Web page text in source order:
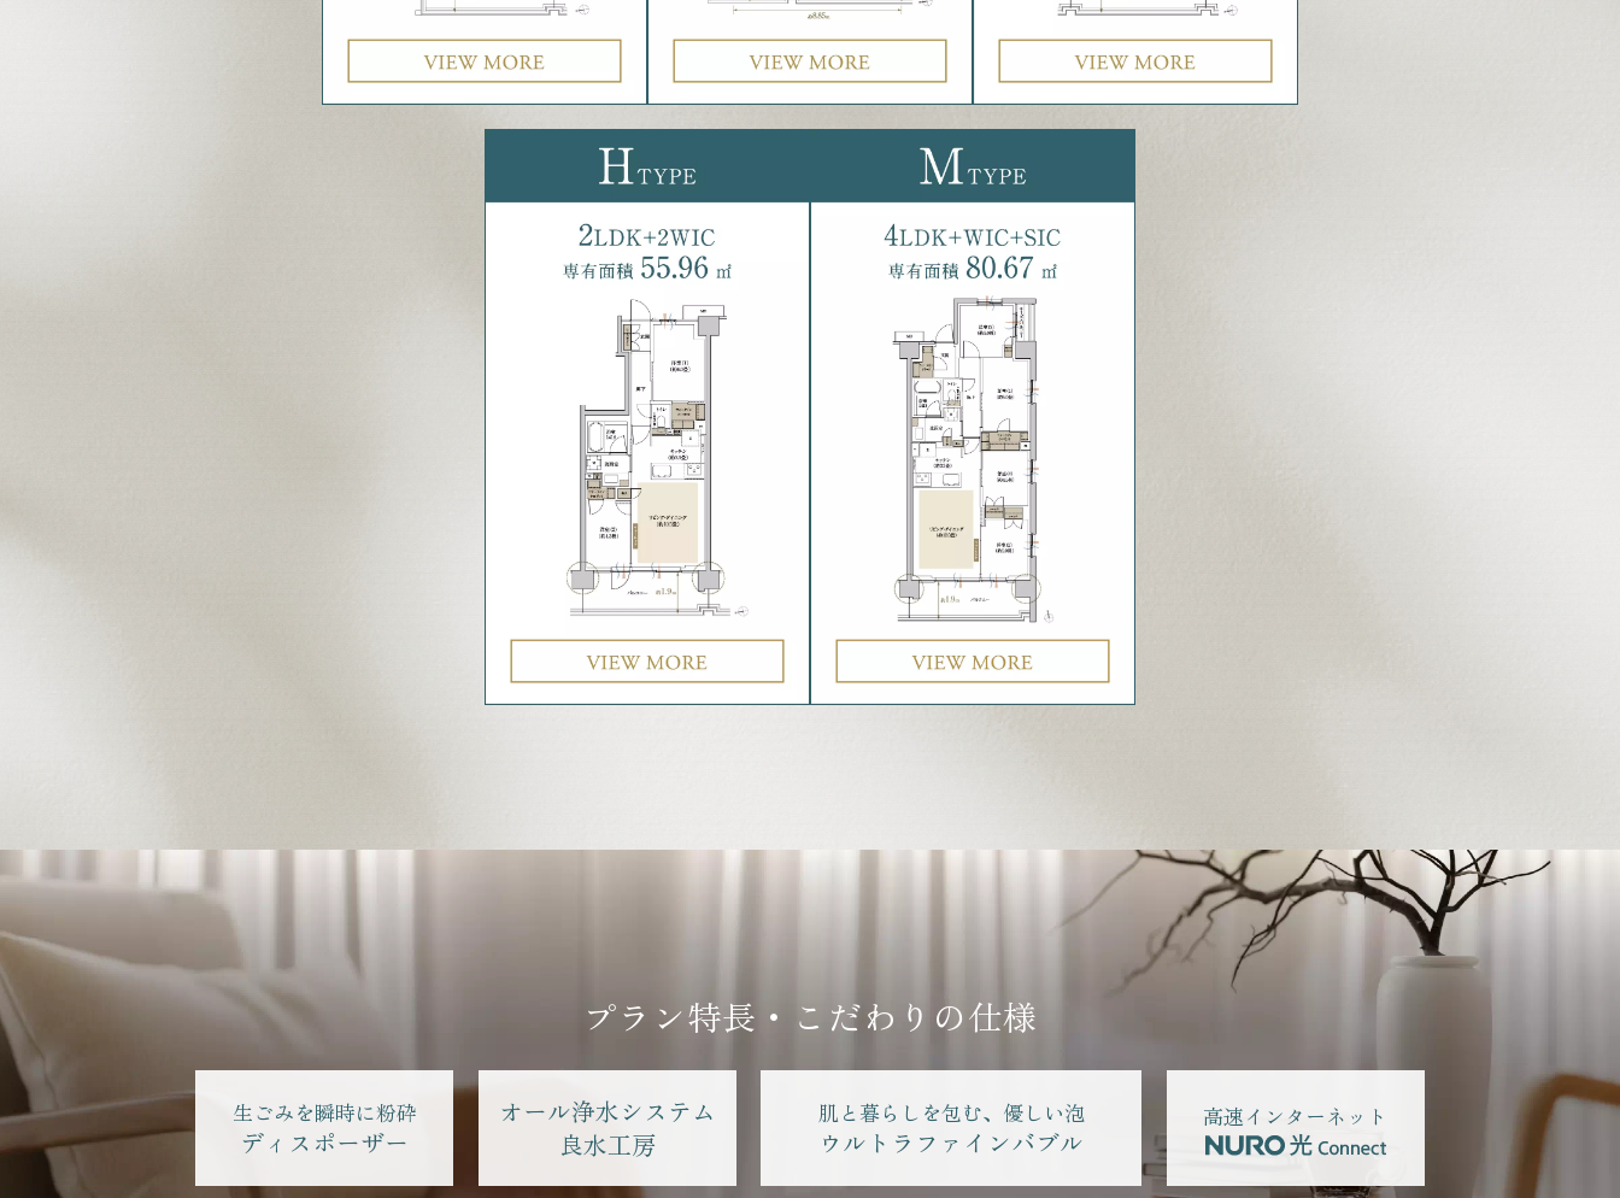
プラン特長・こだわりの仕様
生ごみを瞬時に粉砕
ディスポーザー
オール浄水システム
良水工房
肌と暮らしを包む、優しい泡
ウルトラファインバブル
高速インターネット